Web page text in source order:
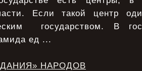
Если такой центр
государством. В
ед ...
НАРОДОВ